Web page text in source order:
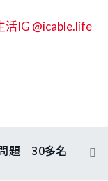
活IG @icable.life
題 30多名